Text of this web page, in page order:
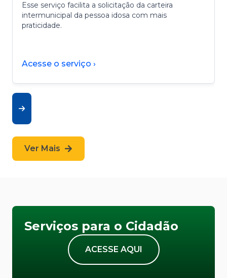
Esse serviço facilita a solicitação da carteira
intermunicipal da pessoa idosa com mais
praticidade.
Acesse o serviço ›
Ver Mais
Serviços para o Cidadão
ACESSE AQUI